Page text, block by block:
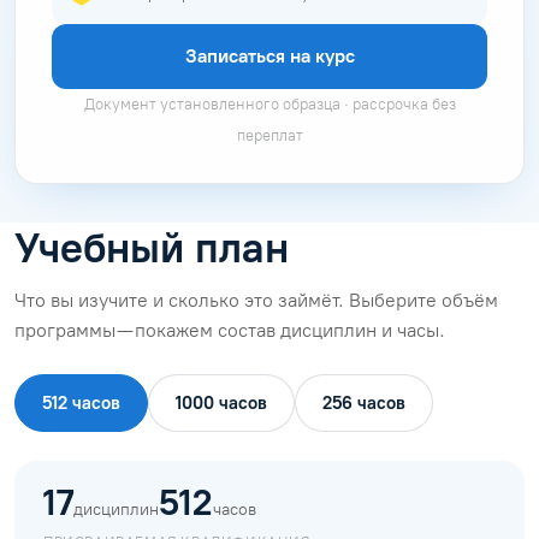
Записаться на курс
Документ установленного образца · рассрочка без
переплат
Учебный план
Что вы изучите и сколько это займёт. Выберите объём
программы — покажем состав дисциплин и часы.
512 часов 1000 часов 256 часов
17дисциплин512часов